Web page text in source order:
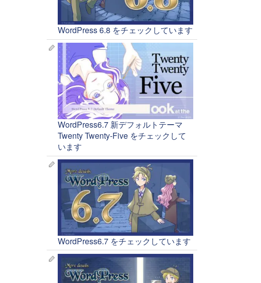
WordPress 6.8 をチェックしています
WordPress6.7 新デフォルトテーマ
Twenty Twenty-Five をチェックして
います
WordPress6.7 をチェックしています